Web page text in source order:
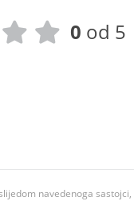
0 od 5
navedenoga